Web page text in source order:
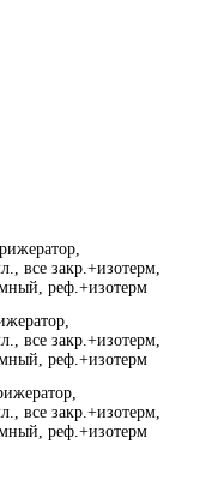
все закр.+изотерм,
реф.+изотерм
все закр.+изотерм,
реф.+изотерм
все закр.+изотерм,
реф.+изотерм